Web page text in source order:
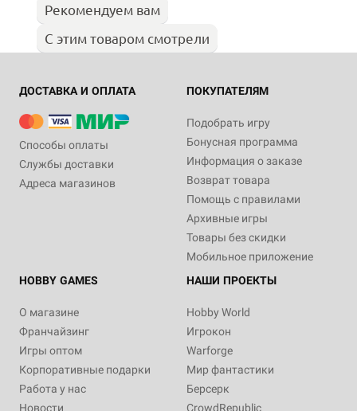
Рекомендуем вам
С этим товаром смотрели
ДОСТАВКА И ОПЛАТА
Способы оплаты
Службы доставки
Адреса магазинов
ПОКУПАТЕЛЯМ
Подобрать игру
Бонусная программа
Информация о заказе
Возврат товара
Помощь с правилами
Архивные игры
Товары без скидки
Мобильное приложение
HOBBY GAMES
О магазине
Франчайзинг
Игры оптом
Корпоративные подарки
Работа у нас
Новости
НАШИ ПРОЕКТЫ
Hobby World
Игрокон
Warforge
Мир фантастики
Берсерк
CrowdRepublic